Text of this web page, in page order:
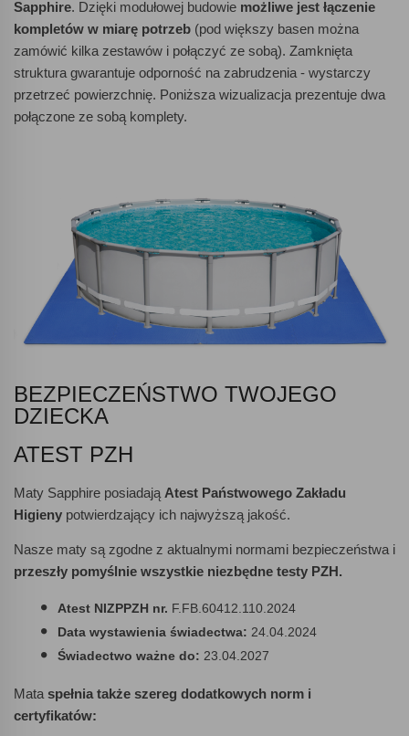
Sapphire. Dzięki modułowej budowie możliwe jest łączenie
kompletów w miarę potrzeb (pod większy basen można
zamówić kilka zestawów i połączyć ze sobą). Zamknięta
struktura gwarantuje odporność na zabrudzenia - wystarczy
przetrzeć powierzchnię. Poniższa wizualizacja prezentuje dwa
połączone ze sobą komplety.
BEZPIECZEŃSTWO TWOJEGO
DZIECKA
ATEST PZH
Maty Sapphire posiadają Atest Państwowego Zakładu
Higieny potwierdzający ich najwyższą jakość.
Nasze maty są zgodne z aktualnymi normami bezpieczeństwa i
przeszły pomyślnie wszystkie niezbędne testy PZH.
Atest NIZPPZH nr. F.FB.60412.110.2024
Data wystawienia świadectwa: 24.04.2024
Świadectwo ważne do: 23.04.2027
Mata spełnia także szereg dodatkowych norm i
certyfikatów: